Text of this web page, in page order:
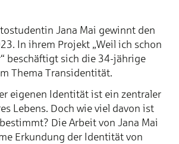
Jana Mai gewinnt den
In ihrem Projekt „Weil ich schon
beschäftigt sich die 34-jährige
Thema Transidentität.
eigenen Identität ist ein zentraler
Lebens. Doch wie viel davon ist
Die Arbeit von Jana Mai
Erkundung der Identität von